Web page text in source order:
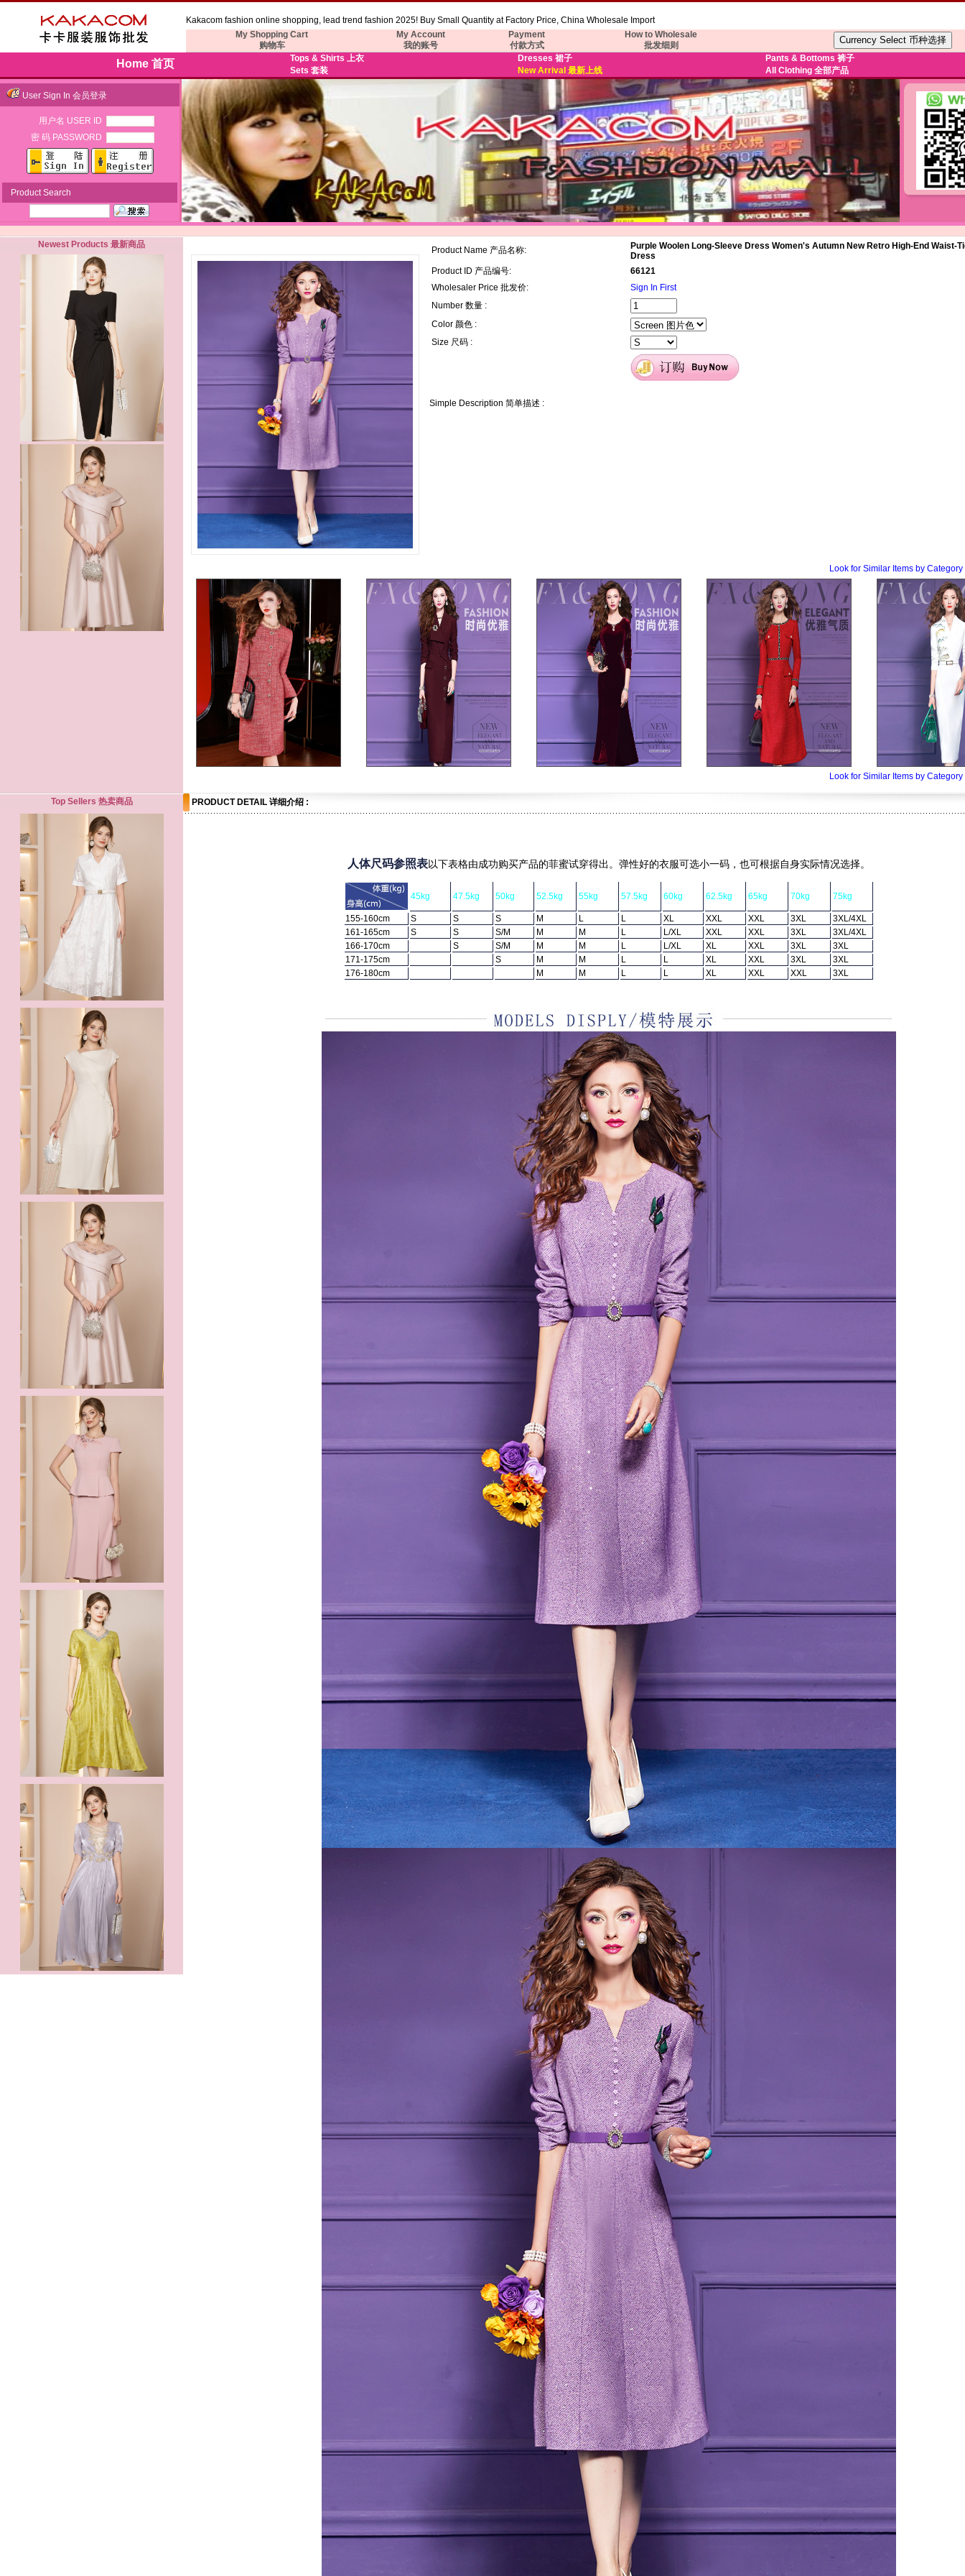
Kakacom fashion online shopping, lead trend fashion 2025! Buy Small Quantity at Factory Price, China Wholesale Import
My Shopping Cart
购物车
My Account
我的账号
Payment
付款方式
How to Wholesale
批发细则
Home 首页 Tops & Shirts 上衣 Dresses 裙子
Pants & Bottoms 裤子
Sets 套装
New Arrival 最新上线 All Clothing 全部产品
User Sign In 会员登录
用户名 USER ID
密 码 PASSWORD
Product Search
Newest Products 最新商品
Product Name 产品名称:
Purple Woolen Long-Sleeve Dress Women's Autumn New Retro High-End Waist-
Dress‌
Product ID 产品编号:
66121
Wholesaler Price 批发价:
Sign In First
Number 数量 :
Color 颜色 :
Size 尺码 :
Simple Description 简单描述 :
Look for Similar Items by
Look for Similar Items by
Top Sellers 热卖商品 PRODUCT DETAIL 详细介绍 :
人体尺码参照表以下表格由成功购买产品的菲蜜试穿得出。弹性好的衣服可选小一码，也可根据自身实际情况选择。
45kg 47.5kg 50kg 52.5kg 55kg 57.5kg 60kg 62.5kg 65kg 70kg 75kg
155-160cm S S S M L L XL XXL XXL 3XL
3XL/4XL
161-165cm
S S S/M M M L L/XL XXL XXL 3XL
3XL/4XL
166-170cm
S S/M M M L L/XL XL XXL 3XL
3XL
171-175cm
S M M L L XL XXL 3XL
3XL
176-180cm
M M L L XL XXL XXL 3XL